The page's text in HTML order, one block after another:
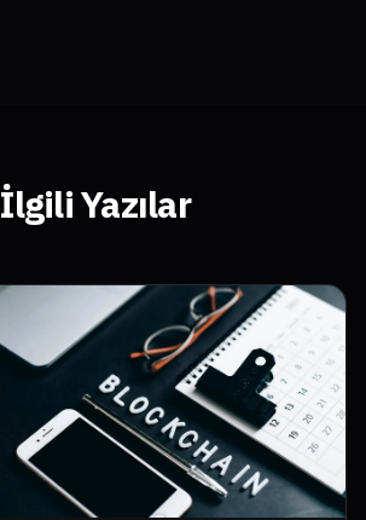
İlgili Yazılar